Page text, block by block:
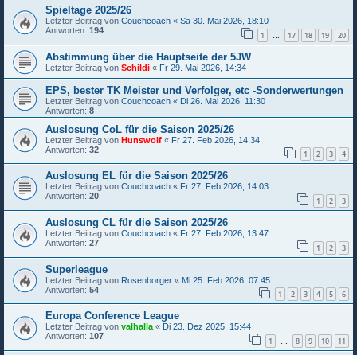
Spieltage 2025/26
Letzter Beitrag von Couchcoach « Sa 30. Mai 2026, 18:10
Antworten: 194 1 … 17 18 19 20
Abstimmung über die Hauptseite der 5JW
Letzter Beitrag von Schildi « Fr 29. Mai 2026, 14:34
EPS, bester TK Meister und Verfolger, etc -Sonderwertungen
Letzter Beitrag von Couchcoach « Di 26. Mai 2026, 11:30
Antworten: 8
Auslosung CoL für die Saison 2025/26
Letzter Beitrag von Hunswolf « Fr 27. Feb 2026, 14:34
Antworten: 32 1 2 3 4
Auslosung EL für die Saison 2025/26
Letzter Beitrag von Couchcoach « Fr 27. Feb 2026, 14:03
Antworten: 20 1 2 3
Auslosung CL für die Saison 2025/26
Letzter Beitrag von Couchcoach « Fr 27. Feb 2026, 13:47
Antworten: 27 1 2 3
Superleague
Letzter Beitrag von Rosenborger « Mi 25. Feb 2026, 07:45
Antworten: 54 1 2 3 4 5 6
Europa Conference League
Letzter Beitrag von valhalla « Di 23. Dez 2025, 15:44
Antworten: 107 1 … 8 9 10 11